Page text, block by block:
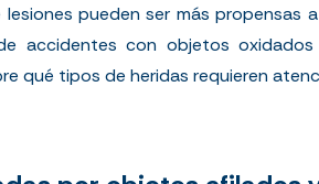
pueden ser más
accidentes con objetos
qué tipos de heridas requieren